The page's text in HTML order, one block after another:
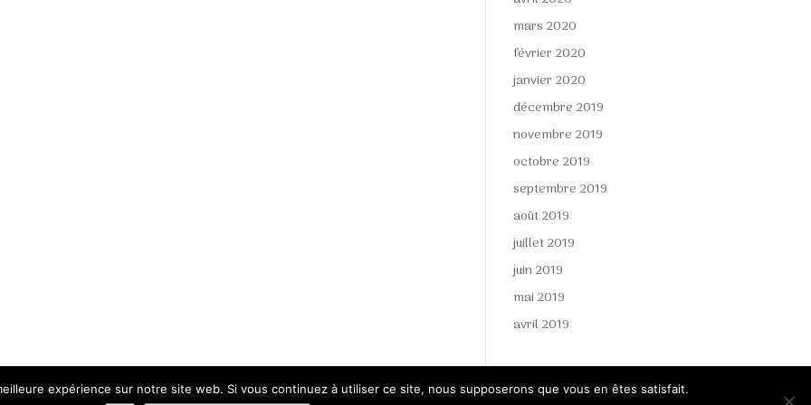
mars 2020
février 2020
janvier 2020
décembre 2019
novembre 2019
octobre 2019
septembre 2019
août 2019
juillet 2019
juin 2019
mai 2019
avril 2019
expérience sur notre site web. Si vous continuez à utiliser ce site, nous supposerons que vous en êtes satisfait.